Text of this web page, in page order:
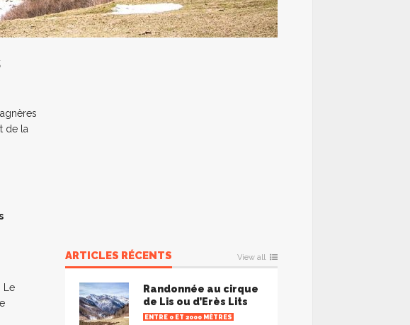
de la
Le
ARTICLES RÉCENTS View all
Randonnée au cirque
de Lis ou d’Erès Lits
ENTRE 0 ET 2000 MÈTRES